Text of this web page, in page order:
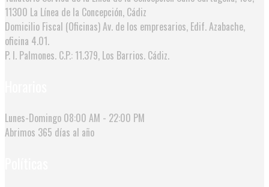
11300 La Línea de la Concepción, Cádiz
Domicilio Fiscal (Oficinas)Av. de los empresarios, Edif. Azabache,
oficina 4.01.
P. I. Palmones. C.P.: 11.379, Los Barrios. Cádiz.
Lunes-Domingo 08:00 AM - 22:00 PM
Abrimos 365 días al año